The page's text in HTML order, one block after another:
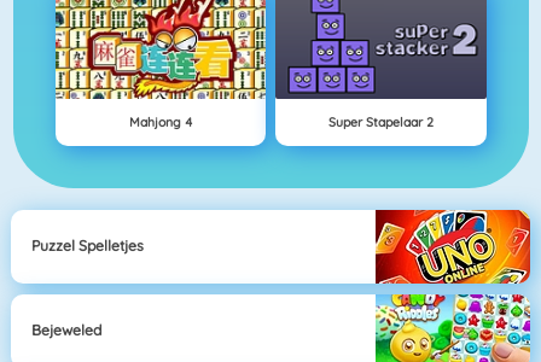
Mahjong 4 Super Stapelaar 2
Puzzel Spelletjes
Bejeweled